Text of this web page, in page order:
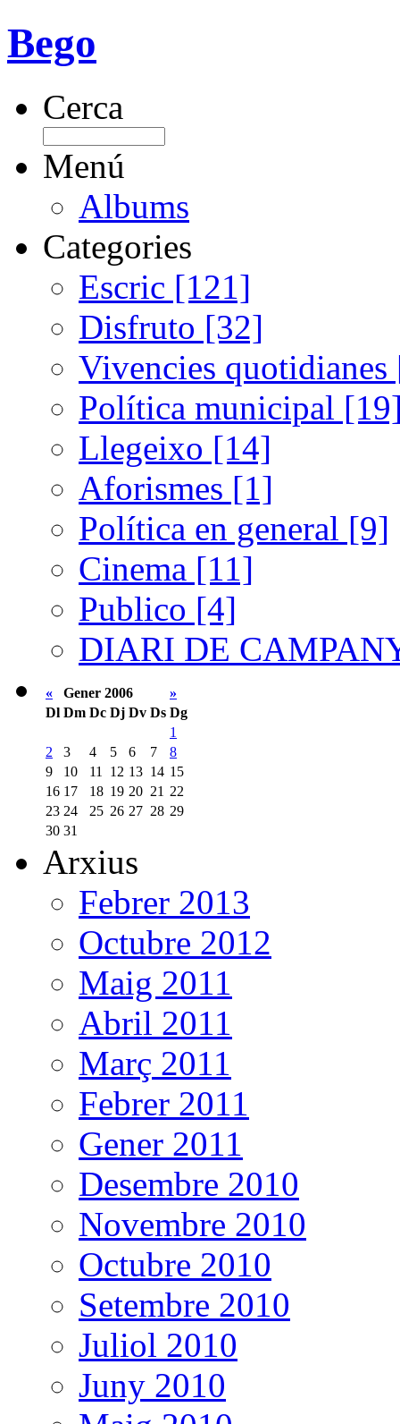
Bego
Cerca
Menú
Albums
Categories
Escric [121]
Disfruto [32]
Vivencies
Política municipal
Llegeixo [14]
Aforismes [1]
Política en general [9]
Cinema [11]
Publico [4]
DIARI DE
« Gener 2006
»
Dl Dm Dc Dj Dv Ds Dg
1
2
3 4 5 6 7
8
9
10 11 12 13 14 15
16 17 18 19 20 21 22
23 24 25 26 27 28 29
30 31
Arxius
Febrer 2013
Octubre 2012
Maig 2011
Abril 2011
Març 2011
Febrer 2011
Gener 2011
Desembre 2010
Novembre 2010
Octubre 2010
Setembre 2010
Juliol 2010
Juny 2010